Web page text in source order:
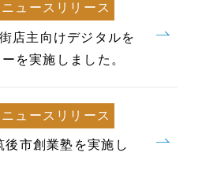
ニュースリリース
店主向けデジタルを
を実施しました。
ニュースリリース
後市創業塾を実施し